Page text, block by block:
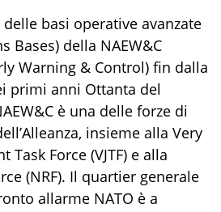
basi operative avanzate
Bases) della NAEW&C
Warning & Control) fin dalla
primi anni Ottanta del
C è una delle forze di
insieme alla Very
Task Force (VJTF) e alla
(NRF). Il quartier generale
allarme NATO è a